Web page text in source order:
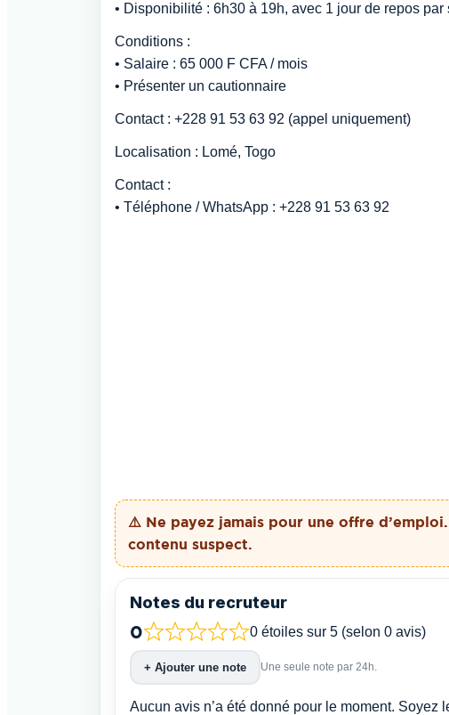
• Disponibilité : 6h30 à 19h, avec 1 jour de repos par
Conditions :
• Salaire : 65 000 F CFA / mois
• Présenter un cautionnaire
Contact : +228 91 53 63 92 (appel uniquement)
Localisation : Lomé, Togo
Contact :
• Téléphone / WhatsApp : +228 91 53 63 92
⚠️ Ne payez jamais pour une offre
contenu suspect.
Notes du recruteur
0 0 étoiles sur 5 (selon 0 avis)
+ Ajouter une note Une seule note par 24h.
Aucun avis n’a été donné pour le moment. Soyez